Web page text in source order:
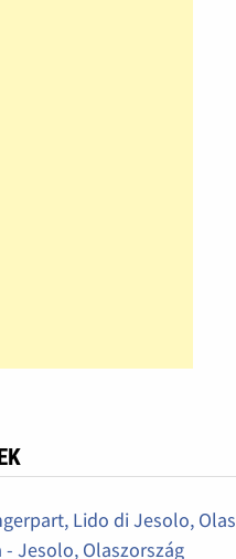
Lido di Jesolo,
Jesolo, Olaszország